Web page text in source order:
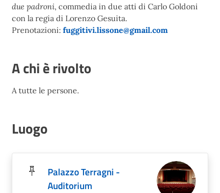
due padroni, commedia in due atti di Carlo Goldoni
con la regia di Lorenzo Gesuita.
Prenotazioni: fuggitivi.lissone@gmail.com
A chi è rivolto
A tutte le persone.
Luogo
Palazzo Terragni -
Auditorium